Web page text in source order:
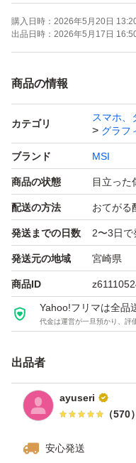
購入日時： 2026年5月20日
出品日時： 2026年5月17日
商品の情報
カテゴリ
スマホ、
グラフ
ブランド MSI
商品の状態 目立った
配送の方法 おてがる
発送までの日数 2〜3日で
発送元の地域 宮崎県
商品ID
Yahoo!フリマは全品
代金は運営が一旦預かり、評
出品者
ayuseri
（570）
安心発送